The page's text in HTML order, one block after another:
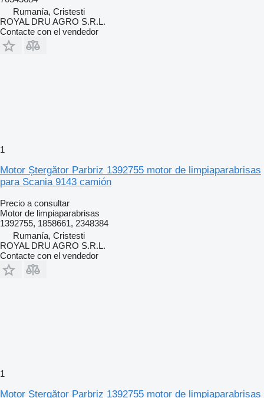
Rumanía, Cristesti
ROYAL DRU AGRO S.R.L.
Contacte con el vendedor
1
Motor Ștergător Parbriz 1392755 motor de limpiaparabrisas
para Scania 9143 camión
Precio a consultar
Motor de limpiaparabrisas
1392755, 1858661, 2348384
Rumanía, Cristesti
ROYAL DRU AGRO S.R.L.
Contacte con el vendedor
1
Motor Ștergător Parbriz 1392755 motor de limpiaparabrisas